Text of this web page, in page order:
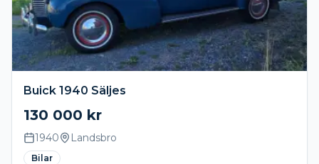
Buick 1940 Säljes
130 000 kr
1940 Landsbro
Bilar